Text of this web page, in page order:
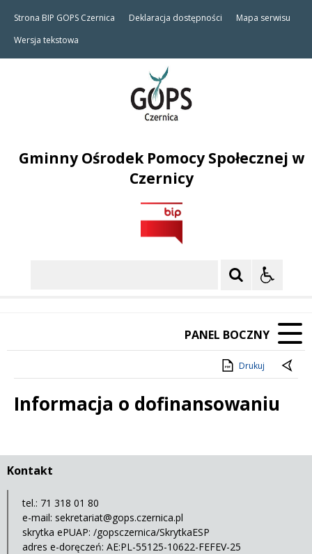
Strona BIP GOPS Czernica Deklaracja dostępności
Mapa serwisu
Wersja tekstowa
Gminny Ośrodek Pomocy Społecznej w
Czernicy
PANEL BOCZNY
Drukuj
Informacja o dofinansowaniu
Kontakt
tel.: 71 318 01 80
e-mail: sekretariat@gops.czernica.pl
skrytka ePUAP: /gopsczernica/SkrytkaESP
adres e-doręczeń: AE:PL-55125-10622-FEFEV-25